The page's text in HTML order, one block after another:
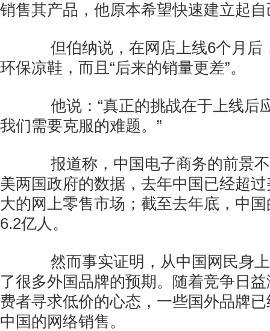
销售其产品，他原本希望快速建立起
但伯纳说，在网店上线6个月后
环保凉鞋，而且“后来的销量更差”。
他说：“真正的挑战在于上线后
我们需要克服的难题。”
报道称，中国电子商务的前景不
美两国政府的数据，去年中国已经超
大的网上零售市场；截至去年底，中
6.2亿人。
然而事实证明，从中国网民身上
了很多外国品牌的预期。随着竞争日
费者寻求低价的心态，一些国外品牌
中国的网络销售。